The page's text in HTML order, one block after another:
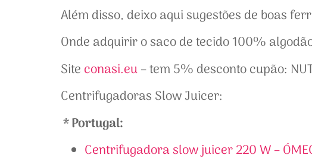
Além disso, deixo aqui sugestões de boas
Onde adquirir o saco de tecido 100%
Site conasi.eu– tem 5% desconto cupão:
Centrifugadoras Slow Juicer:
* Portugal:
Centrifugadora slow juicer 220 W –